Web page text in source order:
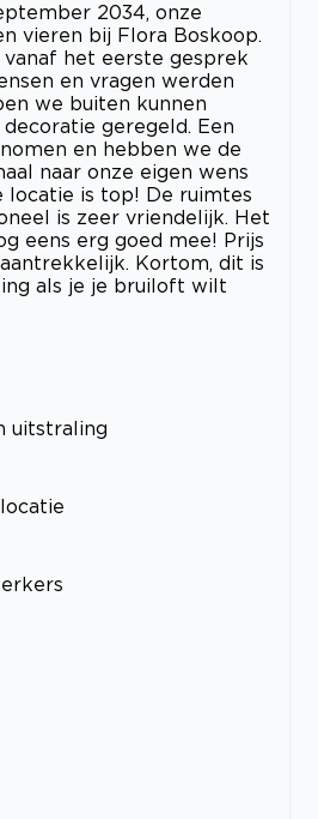
2034, onze
vieren bij Flora Boskoop.
het eerste gesprek
en vragen werden
we buiten kunnen
geregeld. Een
en hebben we de
naar onze eigen wens
locatie is top! De ruimtes
is zeer vriendelijk. Het
eens erg goed mee! Prijs
Kortom, dit is
als je je bruiloft wilt
uitstraling